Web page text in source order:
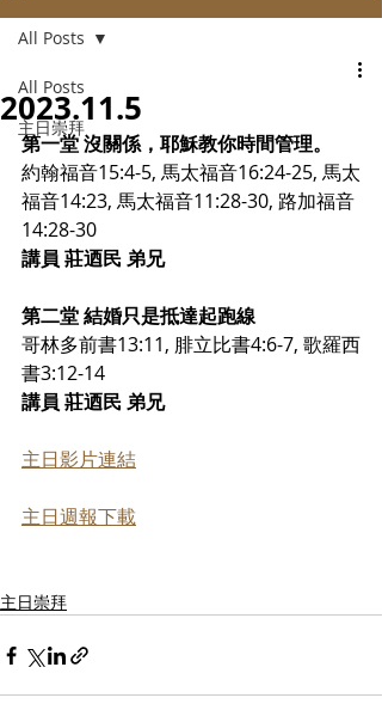
All Posts
主日崇拜
All Posts
2023.11.5
第一堂 沒關係，耶穌教你時間管理。
約翰福音15:4-5, 馬太福音16:24-25, 馬太
福音14:23, 馬太福音11:28-30, 路加福音
14:28-30
講員 莊迺民 弟兄
第二堂 結婚只是抵達起跑線
哥林多前書13:11, 腓立比書4:6-7, 歌羅西
書3:12-14
講員 莊迺民 弟兄
主日影片連結
主日週報下載
主日崇拜